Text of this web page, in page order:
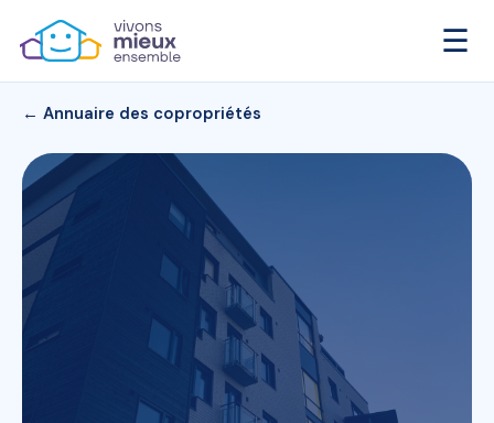
☰
← Annuaire des copropriétés